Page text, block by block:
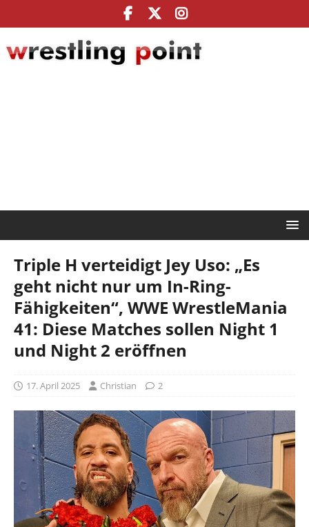
Triple H verteidigt Jey Uso: „Es
geht nicht nur um In-Ring-
Fähigkeiten“, WWE WrestleMania
41: Diese Matches sollen Night 1
und Night 2 eröffnen
17. April 2025 Christian 2